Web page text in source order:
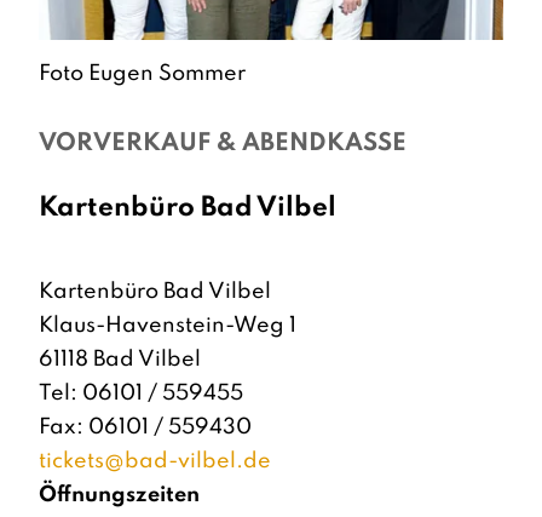
Foto Eugen Sommer
VORVERKAUF & ABENDKASSE
Kartenbüro Bad Vilbel
Kartenbüro Bad Vilbel
Klaus-Havenstein-Weg 1
61118 Bad Vilbel
Tel: 06101 / 559455
Fax: 06101 / 559430
tickets@bad-vilbel.de
Öffnungszeiten